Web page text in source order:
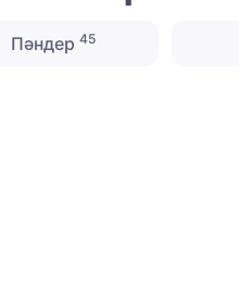
Пәндер 45